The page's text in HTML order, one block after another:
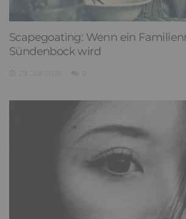
Scapegoating: Wenn ein
Sündenbock wird